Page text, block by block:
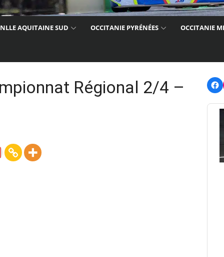
NLLE AQUITAINE SUD OCCITANIE PYRÉNÉES OCCITANIE
Régional 2/4 –